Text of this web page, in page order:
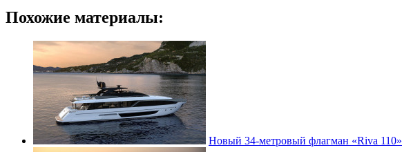
Похожие материалы:
Новый 34-метровый флагман «Riva 110»